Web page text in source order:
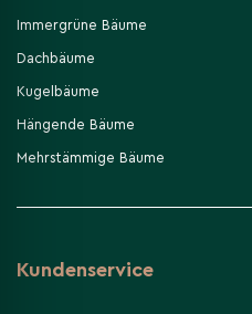
Immergrüne Bäume
Dachbäume
Kugelbäume
Hängende Bäume
Mehrstämmige Bäume
Kundenservice